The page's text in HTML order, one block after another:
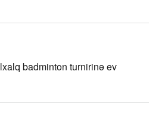
badminton turnirinə ev